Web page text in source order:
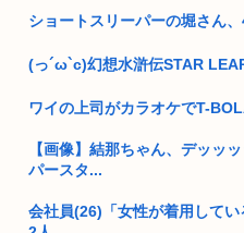
すまん、独身のケンモメンで
キャバ嬢の首吊り動画見てか
安倍昭恵「なんで安倍晋三が
中国「なぜ日本の建物はダサ
で1...
クルド人問題を訴えてきた河
ショートスリーパーの堀さん
(っ´ω`c)幻想水滸伝STAR
ワイの上司がカラオケでT-
【画像】結那ちゃん、デッッ
パースタ...
会社員(26)「女性が着用して